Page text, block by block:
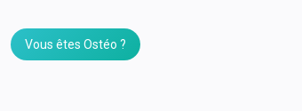
Vous êtes Ostéo ?